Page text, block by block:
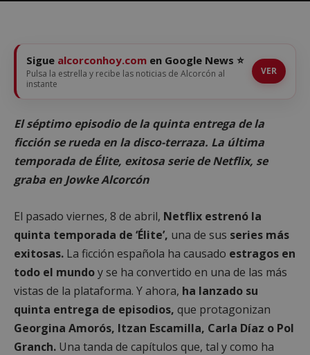
Sigue alcorconhoy.com en Google News ⭐
Pulsa la estrella y recibe las noticias de Alcorcón al
instante
VER
El séptimo episodio de la quinta entrega de la
ficción se rueda en la disco-terraza. La última
temporada de Élite, exitosa serie de Netflix, se
graba en Jowke Alcorcón
El pasado viernes, 8 de abril, Netflix estrenó la
quinta temporada de ‘Élite’, una de sus series más
exitosas. La ficción española ha causado estragos en
todo el mundoy se ha convertido en una de las más
vistas de la plataforma. Y ahora, ha lanzado su
quinta entrega de episodios, que protagonizan
Georgina Amorós, Itzan Escamilla, Carla Díaz o Pol
Granch. Una tanda de capítulos que, tal y como ha